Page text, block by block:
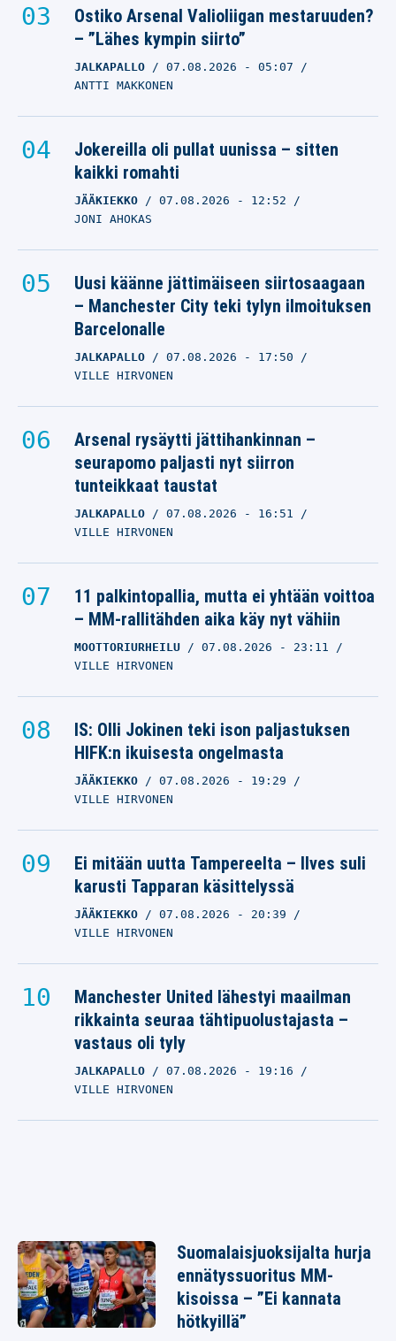
Ostiko Arsenal Valioliigan mestaruuden?
– ”Lähes kympin siirto”
JALKAPALLO 07.08.2026 - 05:07
ANTTI MAKKONEN
Jokereilla oli pullat uunissa – sitten
kaikki romahti
JÄÄKIEKKO 07.08.2026 - 12:52
JONI AHOKAS
Uusi käänne jättimäiseen siirtosaagaan
– Manchester City teki tylyn ilmoituksen
Barcelonalle
JALKAPALLO 07.08.2026 - 17:50
VILLE HIRVONEN
Arsenal rysäytti jättihankinnan –
seurapomo paljasti nyt siirron
tunteikkaat taustat
JALKAPALLO 07.08.2026 - 16:51
VILLE HIRVONEN
11 palkintopallia, mutta ei yhtään voittoa
– MM-rallitähden aika käy nyt vähiin
MOOTTORIURHEILU 07.08.2026 - 23:11
VILLE HIRVONEN
IS: Olli Jokinen teki ison paljastuksen
HIFK:n ikuisesta ongelmasta
JÄÄKIEKKO 07.08.2026 - 19:29
VILLE HIRVONEN
Ei mitään uutta Tampereelta – Ilves suli
karusti Tapparan käsittelyssä
JÄÄKIEKKO 07.08.2026 - 20:39
VILLE HIRVONEN
Manchester United lähestyi maailman
rikkainta seuraa tähtipuolustajasta –
vastaus oli tyly
JALKAPALLO 07.08.2026 - 19:16
VILLE HIRVONEN
Suomalaisjuoksijalta hurja
ennätyssuoritus MM-
kisoissa – ”Ei kannata
hötkyillä”